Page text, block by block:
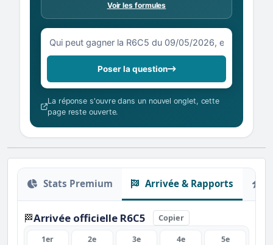
Voir les formules
Votre question sur la R6C5 du 09/05/2026
Poser la question
La réponse s'ouvre dans un nouvel onglet, cette
page reste ouverte.
Stats Premium Arrivée & Rapports
🏁Arrivée officielle R6C5 Copier
1er 2e 3e 4e 5e